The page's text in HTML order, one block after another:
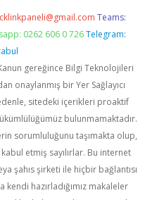
Teams:
0262 606 0 726 Telegram:
gereğince Bilgi Teknolojileri
onaylanmış bir Yer Sağlayıcı
sitedeki içerikleri proaktif
bulunmamaktadır.
sorumluluğunu taşımakta olup,
etmiş sayılırlar. Bu internet
şahıs şirketi ile hiçbir bağlantısı
kendi hazırladığımız makaleler